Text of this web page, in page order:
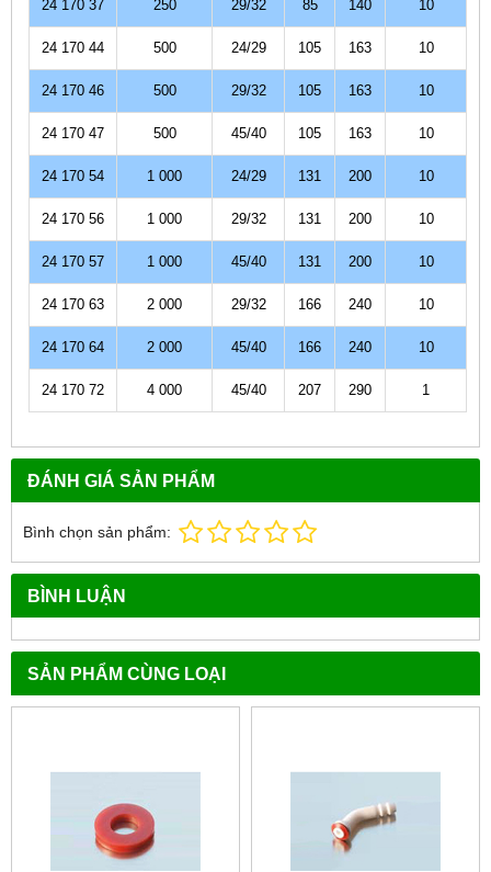
24 170 37 250 29/32 85 140 10
24 170 44 500 24/29 105 163 10
24 170 46 500 29/32 105 163 10
24 170 47 500 45/40 105 163 10
24 170 54 1 000 24/29 131 200 10
24 170 56 1 000 29/32 131 200 10
24 170 57 1 000 45/40 131 200 10
24 170 63 2 000 29/32 166 240 10
24 170 64 2 000 45/40 166 240 10
24 170 72 4 000 45/40 207 290 1
ĐÁNH GIÁ SẢN PHẨM
Bình chọn sản phẩm:
BÌNH LUẬN
SẢN PHẨM CÙNG LOẠI